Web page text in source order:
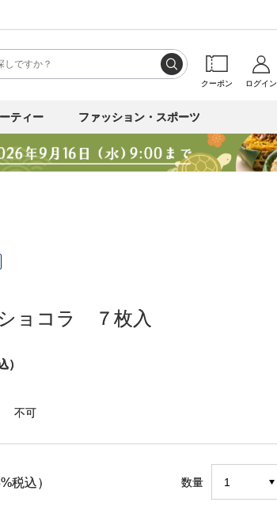
クーポン ログイン
ティー ファッション・スポーツ
ョコラ ７枚入
）
不可
税込） 数量